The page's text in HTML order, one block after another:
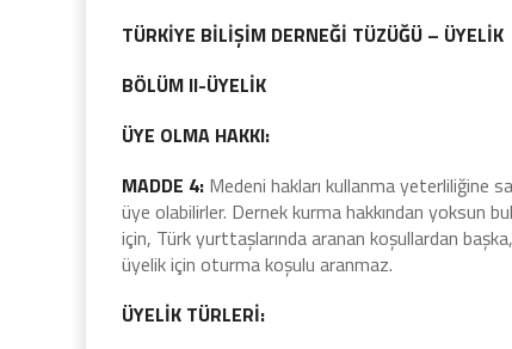
TÜRKİYE BİLİŞİM DERNEĞİ TÜZÜĞÜ – ÜYELİK
BÖLÜM II-ÜYELİK
ÜYE OLMA HAKKI:
MADDE 4: Medeni hakları kullanma yeterliliğine
üye olabilirler. Dernek kurma hakkından yoksun
için, Türk yurttaşlarında aranan koşullardan
üyelik için oturma koşulu aranmaz.
ÜYELİK TÜRLERİ: